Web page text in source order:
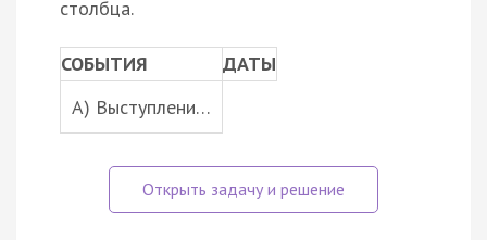
столбца.
СОБЫТИЯ
ДАТЫ
A) Выступлени…